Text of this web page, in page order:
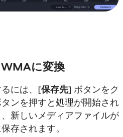
に変換
には、[保存先] ボタンをク
ンを押すと処理が開始され
新しいメディアファイルが
存されます。